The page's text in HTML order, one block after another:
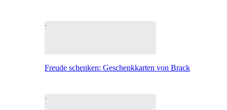
Freude schenken: Geschenkkarten von Brack